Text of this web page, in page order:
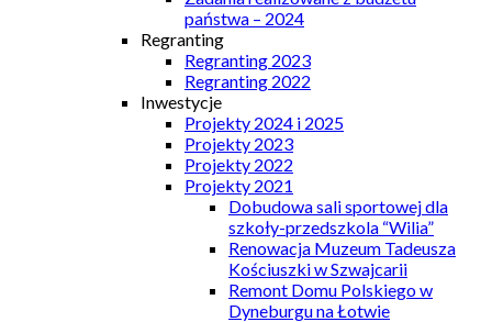
państwa – 2024
Regranting
Regranting 2023
Regranting 2022
Inwestycje
Projekty 2024 i 2025
Projekty 2023
Projekty 2022
Projekty 2021
Dobudowa sali sportowej dla
szkoły-przedszkola “Wilia”
Renowacja Muzeum Tadeusza
Kościuszki w Szwajcarii
Remont Domu Polskiego w
Dyneburgu na Łotwie